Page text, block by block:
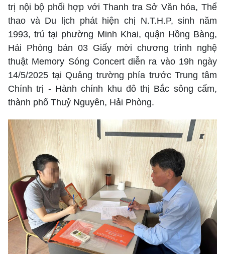
trị nội bộ phối hợp với Thanh tra Sở Văn hóa, Thể
thao và Du lịch phát hiện chị N.T.H.P, sinh năm
1993, trú tại phường Minh Khai, quận Hồng Bàng,
Hải Phòng bán 03 Giấy mời chương trình nghệ
thuật Memory Sóng Concert diễn ra vào 19h ngày
14/5/2025 tại Quảng trường phía trước Trung tâm
Chính trị - Hành chính khu đô thị Bắc sông cấm,
thành phố Thuỷ Nguyên, Hải Phòng.